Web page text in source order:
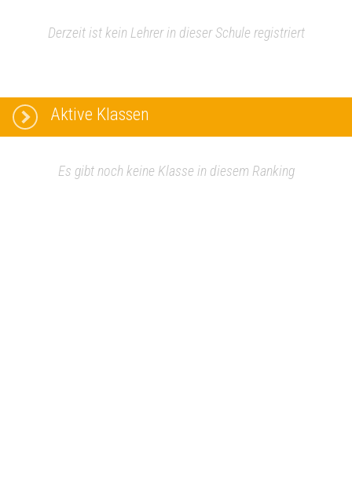
Derzeit ist kein Lehrer in dieser Schule registriert
Aktive Klassen
Es gibt noch keine Klasse in diesem Ranking